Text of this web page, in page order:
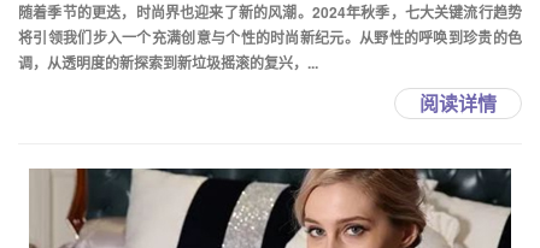
随着季节的更迭，时尚界也迎来了新的风潮。2024年秋季，七大关键流行趋势
将引领我们步入一个充满创意与个性的时尚新纪元。从野性的呼唤到珍贵的色
调，从透明度的新探索到新垃圾摇滚的复兴，...
阅读详情